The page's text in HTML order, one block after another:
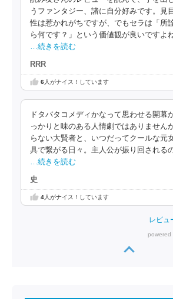
うファンタジー、諸に自分好みです。見
性は惹かれがちですが、でもセラは「所
ら何です？」という価値観が良いですよ
…続きを読む
RRR
6人がナイス！しています
ドタバタコメディかなって思わせる開幕
っかりと味のある人情劇ではありません
らない大賢者と、いつだってクールな元
具で繋がる日々。主人公が振り回される
…続きを読む
史
4人がナイス！しています
レビュ
powered